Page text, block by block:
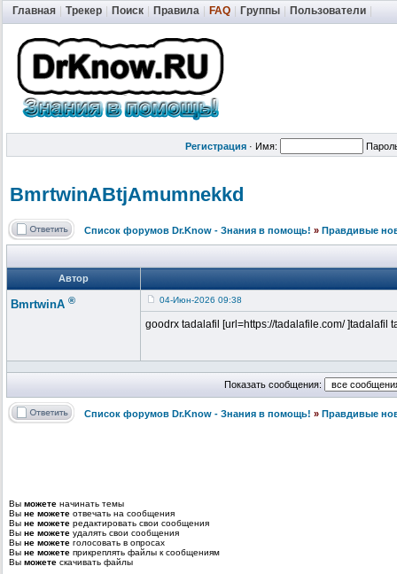
Главная Трекер Поиск Правила FAQ Группы Пользователи
Регистрация · Имя:
BmrtwinABtjAmumnekkd
Список форумов Dr.Know - Знания в помощь! » Правдивые
Автор
BmrtwinA ® 04-Июн-2026 09:38
goodrx tadalafil [url=https://tadalafile.com/ ]tadalafil
Показать сообщения:
Список форумов Dr.Know - Знания в помощь! » Правдивые
Вы можете начинать темы
Вы не можете отвечать на сообщения
Вы не можете редактировать свои сообщения
Вы не можете удалять свои сообщения
Вы не можете голосовать в опросах
Вы не можете прикреплять файлы к сообщениям
Вы можете скачивать файлы